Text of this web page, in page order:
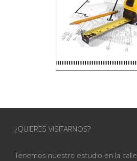
¿QUIERES VISITARNOS?
Tenemos nuestro estudio en la calle